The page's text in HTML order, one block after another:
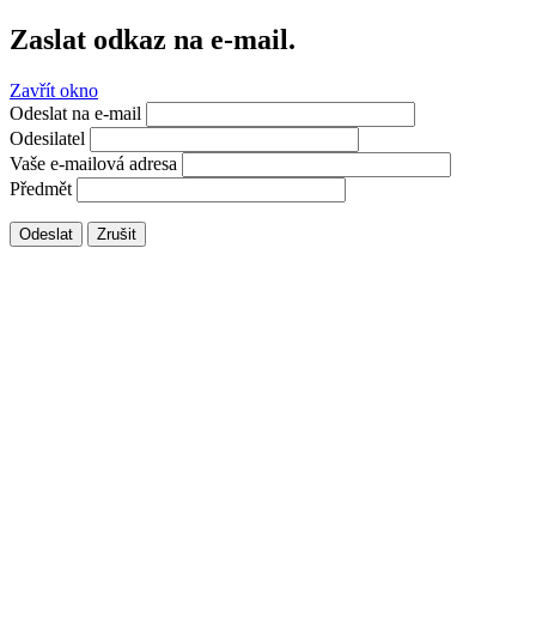
Zaslat odkaz na e-mail.
Zavřít okno
Odeslat na e-mail
Odesilatel
Vaše e-mailová adresa
Předmět
Odeslat Zrušit